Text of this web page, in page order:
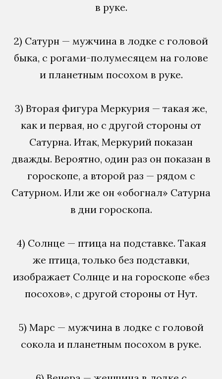
в руке.
2) Сатурн — мужчина в лодке с головой
быка, с рогами-полумесяцем на голове
и планетным посохом в руке.
3) Вторая фигура Меркурия — такая же,
как и первая, но с другой стороны от
Сатурна. Итак, Меркурий показан
дважды. Вероятно, один раз он показан в
гороскопе, а второй раз — рядом с
Сатурном. Или же он «обогнал» Сатурна
в дни гороскопа.
4) Солнце — птица на подставке. Такая
же птица, только без подставки,
изображает Солнце и на гороскопе «без
посохов», с другой стороны от Нут.
5) Марс — мужчина в лодке с головой
сокола и планетным посохом в руке.